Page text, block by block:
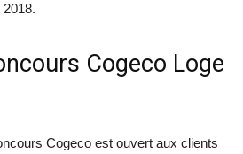
2018.
Cogeco Loge
Cogeco est ouvert aux clients